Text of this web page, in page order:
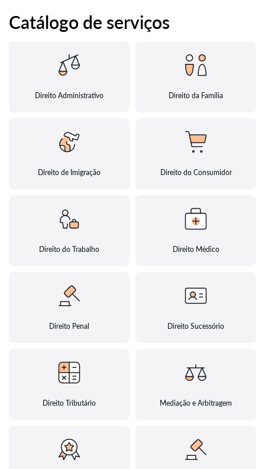
Catálogo de serviços
Direito Administrativo Direito da Família
Direito de Imigração Direito do Consumidor
Direito do Trabalho Direito Médico
Direito Penal Direito Sucessório
Direito Tributário Mediação e Arbitragem